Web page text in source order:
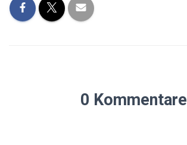
0 Kommentare